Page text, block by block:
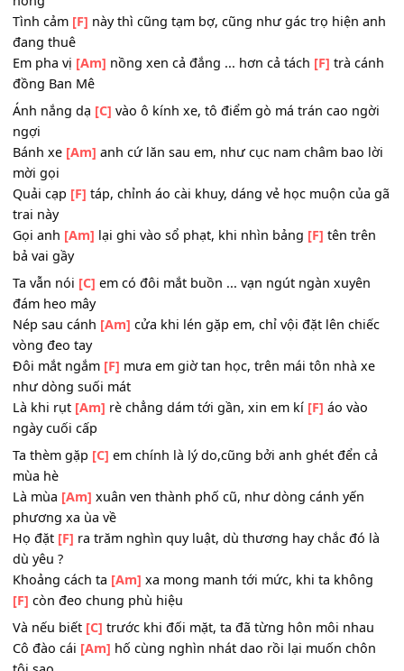
Lòng tự [F] tôn chàng trai mới lớn, như cơn sóng nhỏ va
mạn thuyền
Em cho anh[Am]biết cảm xúc là thứ, chính nó cũng[F]
chẳng có giới hạn kiềm
Ta xiết chặt
phải cần nới lỏng
Ta đã[Am]
hỏng
Tình cảm
đang thuê
Em pha vị
đồng Ban Mê
Ánh nắng dạ[C]vào ô kính xe, tô điểm gò má trán cao
ngợi
Bánh xe[Am]anh cứ lăn sau em, như cục nam châm
mời gọi
Quải cạp[F]táp, chỉnh áo cài khuy, dáng vẻ học muộn
trai này
Gọi anh[Am]lại ghi vào sổ phạt, khi nhìn bảng[F]tên
bả vai gầy
Ta vẫn nói[C] em có đôi mắt buồn ... vạn ngút ngàn
đám heo mây
Nép sau cánh
vòng đeo tay
Đôi mắt ngắm[F]mưa em giờ tan học, trên mái tôn nhà
như dòng suối mát
Là khi rụt[Am]rè chẳng dám tới gần, xin em kí [F]áo